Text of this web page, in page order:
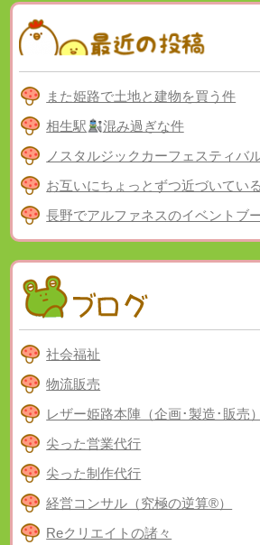
また姫路で土地と建物を買う件
相生駅
混み過ぎな件
ノスタルジックカーフェスティバ
お互いにちょっとずつ近づいてい
長野でアルファネスのイベントブ
社会福祉
物流販売
レザー姫路本陣（企画･製造･販売）
尖った営業代行
尖った制作代行
経営コンサル（究極の逆算®）
Reクリエイトの諸々